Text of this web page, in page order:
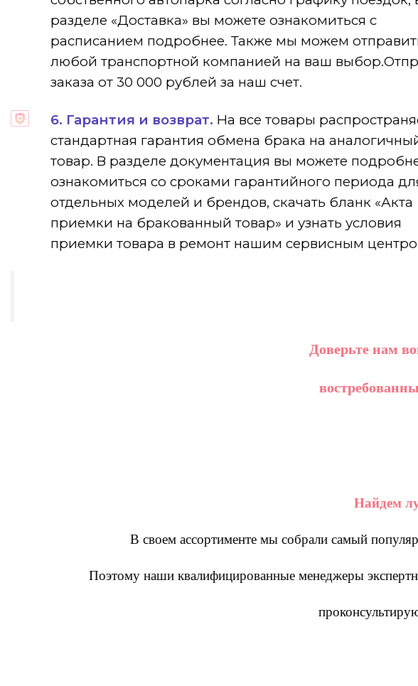
разделе «Доставка» вы можете ознакомиться с
расписанием подробнее. Также мы можем
любой транспортной компанией на ваш
заказа от 30 000 рублей за наш счет.
6. Гарантия и возврат. На все товары
стандартная гарантия обмена брака на
товар. В разделе документация вы можете
ознакомиться со сроками гарантийного периода
отдельных моделей и брендов, скачать бланк «Акта
приемки на бракованный товар» и узнать условия
приемки товара в ремонт нашим сервисным
Доверьте нам
Найдем
В своем ассортименте мы собрали самый
Поэтому наши квалифицированные менеджеры